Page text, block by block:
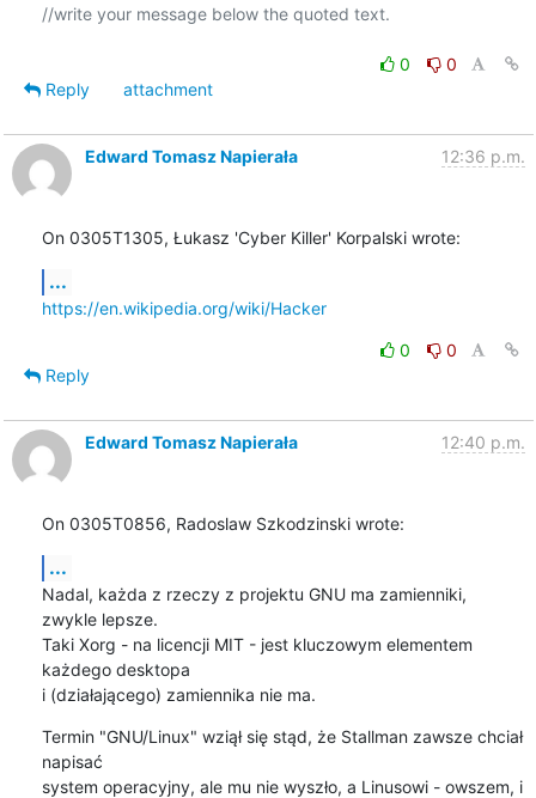
//write your message below the quoted text.
0
0
Reply
attachment
Edward Tomasz Napierała 12:36 p.m.
On 0305T1305, Łukasz 'Cyber Killer' Korpalski wrote:
...
https://en.wikipedia.org/wiki/Hacker
0
0
Reply
Edward Tomasz Napierała 12:40 p.m.
On 0305T0856, Radoslaw Szkodzinski wrote:
...
Nadal, każda z rzeczy z projektu GNU ma zamienniki,
zwykle lepsze.
Taki Xorg - na licencji MIT - jest kluczowym elementem
każdego desktopa
i (działającego) zamiennika nie ma.
Termin "GNU/Linux" wziął się stąd, że Stallman zawsze chciał
napisać
system operacyjny, ale mu nie wyszło, a Linusowi - owszem, i